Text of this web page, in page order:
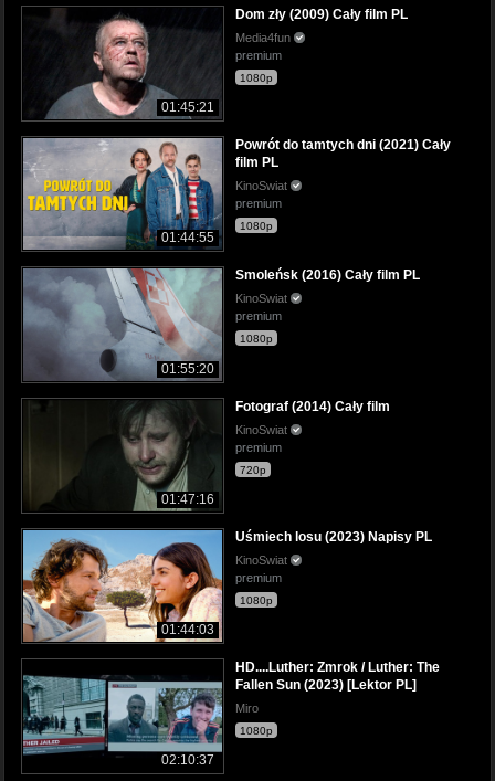
01:45:21
Dom zły (2009) Cały film PL
Media4fun
premium
1080p
01:44:55
Powrót do tamtych dni (2021) Cały
film PL
KinoSwiat
premium
1080p
01:55:20
Smoleńsk (2016) Cały film PL
KinoSwiat
premium
1080p
01:47:16
Fotograf (2014) Cały film
KinoSwiat
premium
720p
01:44:03
Uśmiech losu (2023) Napisy PL
KinoSwiat
premium
1080p
02:10:37
HD....Luther: Zmrok / Luther: The
Fallen Sun (2023) [Lektor PL]
Miro
1080p